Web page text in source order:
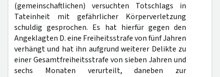
(gemeinschaftlichen) versuchten Totschlags in
Tateinheit mit gefährlicher Körperverletzung
schuldig gesprochen. Es hat hierfür gegen den
Angeklagten D. eine Freiheitsstrafe von fünf Jahren
verhängt und hat ihn aufgrund weiterer Delikte zu
einer Gesamtfreiheitsstrafe von sieben Jahren und
sechs Monaten verurteilt, daneben zur